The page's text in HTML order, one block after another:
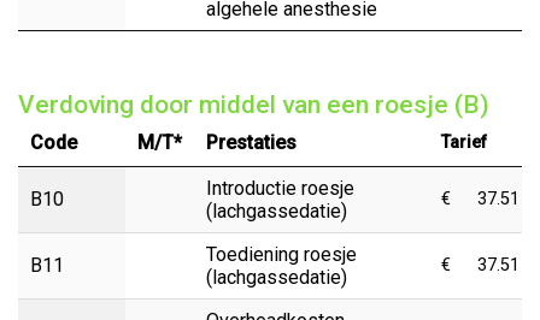
algehele anesthesie
Verdoving door middel van een roesje (B)
Code M/T* Prestaties Tarief
B10
Introductie roesje
(lachgassedatie)
€ 37.51
B11
Toediening roesje
(lachgassedatie)
€ 37.51